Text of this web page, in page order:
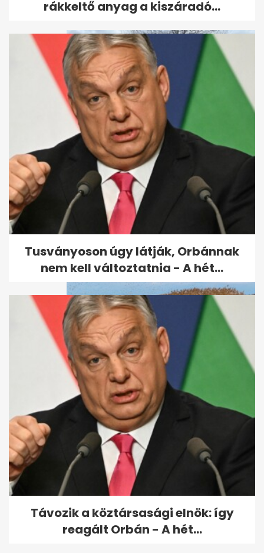
Elképesztő félméteres kilátó
és "nádkorona-sétány" épült...
Megbillent a Balaton
rákkeltő anyag a kiszáradó...
Tusványoson úgy látják, Orbánnak
nem kell változtatnia - A hét...
Távozik a köztársasági elnök: így
reagált Orbán - A hét...